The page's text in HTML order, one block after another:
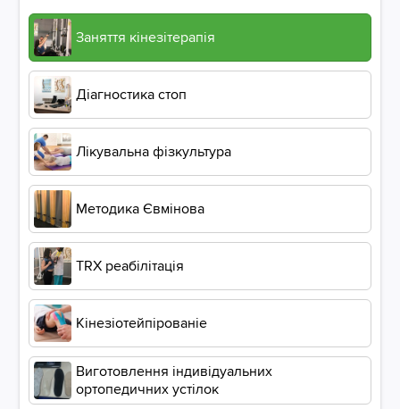
Заняття кінезітерапія
Діагностика стоп
Лікувальна фізкультура
Методика Євмінова
ТRХ реабілітація
Кінезіотейпірованіе
Виготовлення індивідуальних
ортопедичних устілок